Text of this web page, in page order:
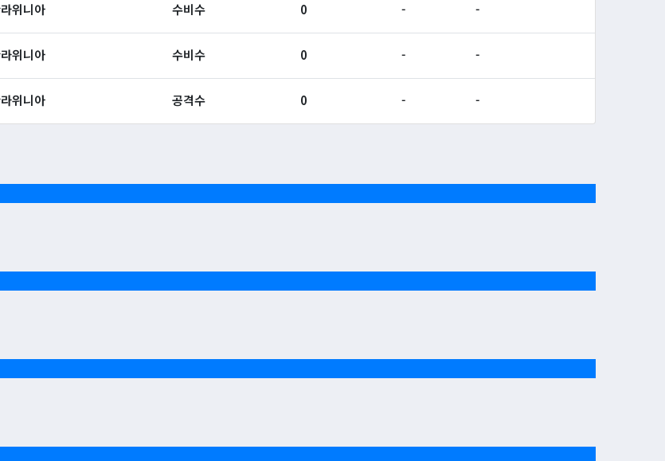
위니아 수비수 0 - -
위니아 수비수 0 - -
위니아 공격수 0 - -